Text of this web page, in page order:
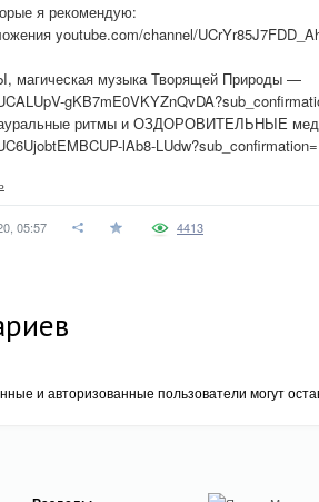
я рекомендую:
youtube.com/channel/
музыка Творящей Природы —
ритмы и ОЗДОРОВИТЕЛЬНЫЕ
lAb8-
05:57 4413
и авторизованные пользователи могут